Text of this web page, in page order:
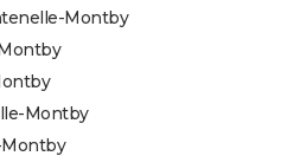
Montby
Montby